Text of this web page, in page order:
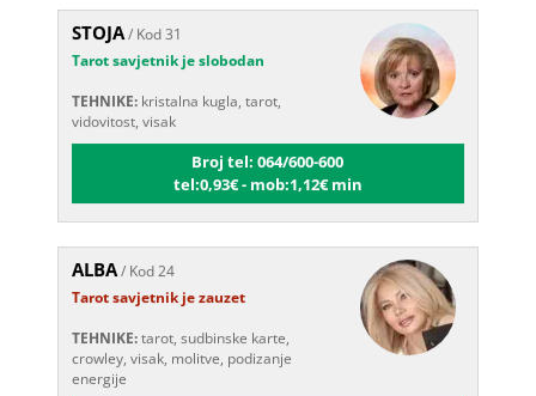
STOJA/ Kod 31
Tarot savjetnik je slobodan
TEHNIKE:kristalna kugla, tarot,
vidovitost, visak
tel:0,93€ - mob:1,12€ min
ALBA/ Kod 24
Tarot savjetnik je zauzet
TEHNIKE:tarot, sudbinske karte,
crowley, visak, molitve, podizanje
energije